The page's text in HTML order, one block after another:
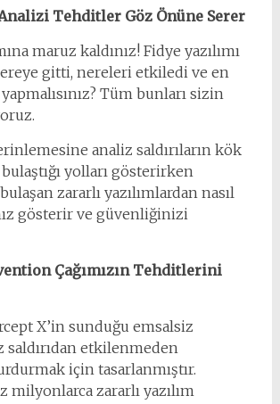
Tehditler Göz Önüne Serer
maruz kaldınız! Fidye yazılımı
gitti, nereleri etkiledi ve en
Tüm bunları sizin
analiz saldırıların kök
yolları gösterirken
zararlı yazılımlardan nasıl
gösterir ve güvenliğinizi
Çağımızın Tehditlerini
X’in sunduğu emsalsiz
etkilenmeden
için tasarlanmıştır.
milyonlarca zararlı yazılım